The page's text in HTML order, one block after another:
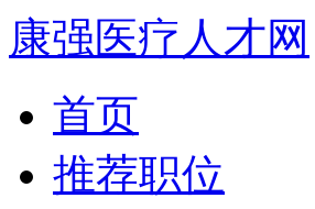
康强医疗人才网
首页
推荐职位